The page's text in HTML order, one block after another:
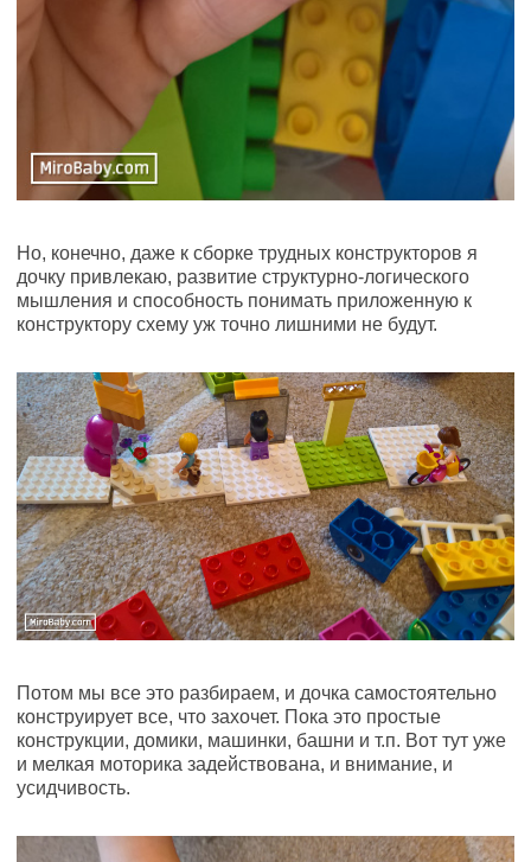
Но, конечно, даже к сборке трудных конструкторов я
дочку привлекаю, развитие структурно-логического
мышления и способность понимать приложенную к
конструктору схему уж точно лишними не будут.
Потом мы все это разбираем, и дочка самостоятельно
конструирует все, что захочет. Пока это простые
конструкции, домики, машинки, башни и т.п. Вот тут уже
и мелкая моторика задействована, и внимание, и
усидчивость.